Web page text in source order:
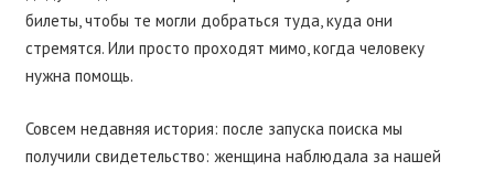
билеты, чтобы те могли добраться туда, куда они
стремятся. Или просто проходят мимо, когда человеку
нужна помощь.
Совсем недавняя история: после запуска поиска мы
получили свидетельство: женщина наблюдала за нашей